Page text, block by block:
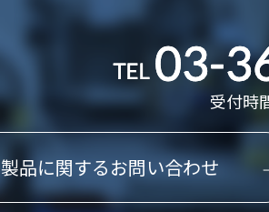
受付時
製品に関するお問い合わせ